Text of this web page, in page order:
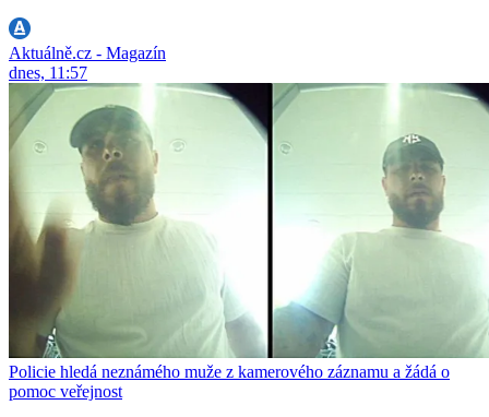
Aktuálně.cz - Magazín
dnes, 11:57
Policie hledá neznámého muže z kamerového záznamu a žádá o
pomoc veřejnost